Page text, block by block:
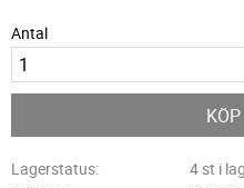
Antal
KÖP
Lagerstatus
4 st i